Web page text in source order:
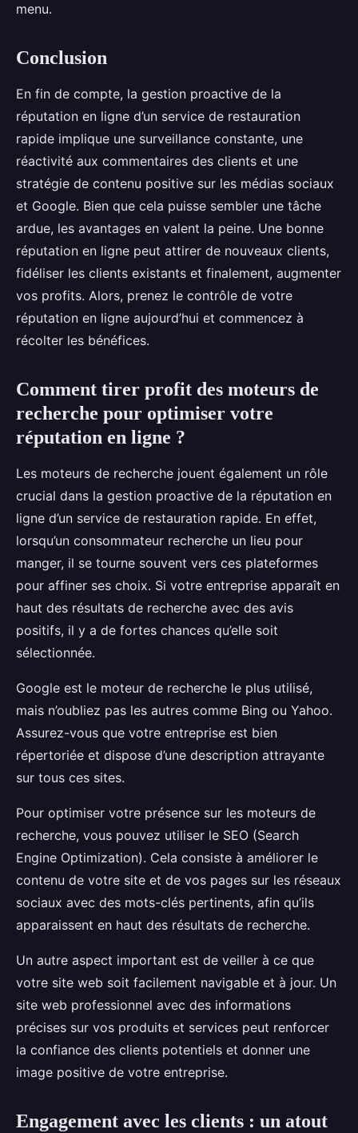
menu.
Conclusion
En fin de compte, la gestion proactive de la
réputation en ligne d’un service de restauration
rapide implique une surveillance constante, une
réactivité aux commentaires des clients et une
stratégie de contenu positive sur les médias sociaux
et Google. Bien que cela puisse sembler une tâche
ardue, les avantages en valent la peine. Une bonne
réputation en ligne peut attirer de nouveaux clients,
fidéliser les clients existants et finalement, augmenter
vos profits. Alors, prenez le contrôle de votre
réputation en ligne aujourd’hui et commencez à
récolter les bénéfices.
Comment tirer profit des moteurs de
recherche pour optimiser votre
réputation en ligne ?
Les moteurs de recherche jouent également un rôle
crucial dans la gestion proactive de la réputation en
ligne d’un service de restauration rapide. En effet,
lorsqu’un consommateur recherche un lieu pour
manger, il se tourne souvent vers ces plateformes
pour affiner ses choix. Si votre entreprise apparaît en
haut des résultats de recherche avec des avis
positifs, il y a de fortes chances qu’elle soit
sélectionnée.
Google est le moteur de recherche le plus utilisé,
mais n’oubliez pas les autres comme Bing ou Yahoo.
Assurez-vous que votre entreprise est bien
répertoriée et dispose d’une description attrayante
sur tous ces sites.
Pour optimiser votre présence sur les moteurs de
recherche, vous pouvez utiliser le SEO (Search
Engine Optimization). Cela consiste à améliorer le
contenu de votre site et de vos pages sur les réseaux
sociaux avec des mots-clés pertinents, afin qu’ils
apparaissent en haut des résultats de recherche.
Un autre aspect important est de veiller à ce que
votre site web soit facilement navigable et à jour. Un
site web professionnel avec des informations
précises sur vos produits et services peut renforcer
la confiance des clients potentiels et donner une
image positive de votre entreprise.
Engagement avec les clients : un atout